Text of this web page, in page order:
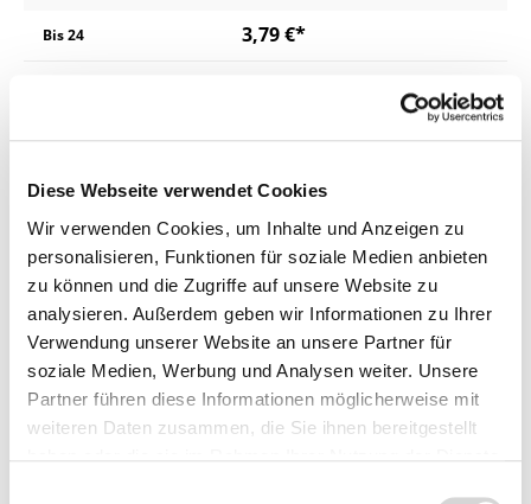
Diese Webseite verwendet Cookies
Wir verwenden Cookies, um Inhalte und Anzeigen zu
personalisieren, Funktionen für soziale Medien anbieten
zu können und die Zugriffe auf unsere Website zu
analysieren. Außerdem geben wir Informationen zu Ihrer
Verwendung unserer Website an unsere Partner für
soziale Medien, Werbung und Analysen weiter. Unsere
Partner führen diese Informationen möglicherweise mit
weiteren Daten zusammen, die Sie ihnen bereitgestellt
Bis24 3,79 €*
ab200 2,69 €*
ab400 2,59 €*
Preise inkl. MwSt.zzgl. Versandkosten
Lieferzeit: 4 - 8 Werktage
Herkunft
Produkt Anzahl: Gib den gewünschten